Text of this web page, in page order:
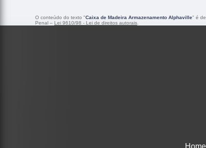
O conteúdo do texto "Caixa de Madeira Armazenamento Alphaville" é
Penal – Lei 9610/98 - Lei de direitos autorais
Home